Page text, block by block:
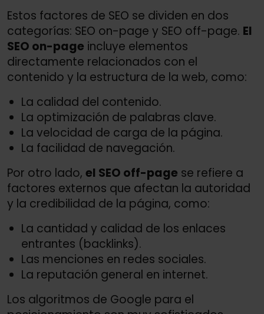
Estos factores de SEO se dividen en dos
categorías: SEO on-page y SEO off-page. El
SEO on-page incluye elementos
directamente relacionados con el
contenido y la estructura de la web, como:
La calidad del contenido.
La optimización de palabras clave.
La velocidad de carga de la página.
La facilidad de navegación.
Por otro lado, el SEO off-page se refiere a
factores externos que afectan la autoridad
y la credibilidad de la página, como:
La cantidad y calidad de los enlaces
entrantes (backlinks).
Las menciones en redes sociales.
La reputación general en internet.
Los algoritmos de Google para el